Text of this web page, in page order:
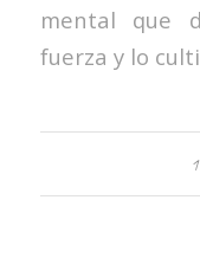
mental que
fuerza y lo